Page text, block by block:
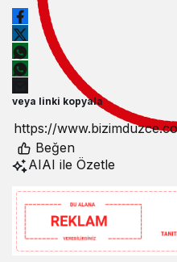
veya linki kopyala
Beğen
AIAI ile Özetle